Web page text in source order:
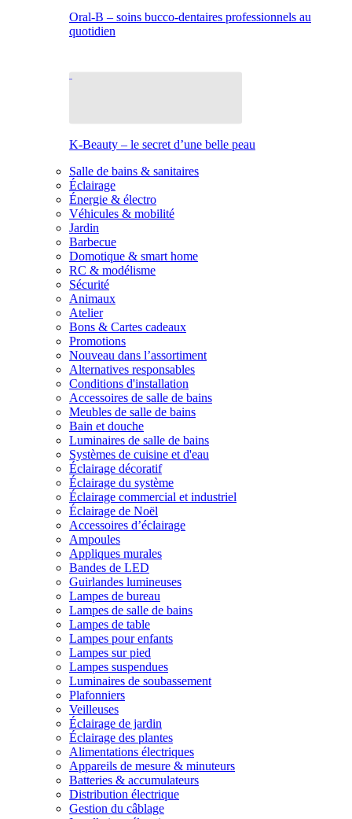
Oral-B – soins bucco-dentaires professionnels au
quotidien
K-Beauty – le secret d’une belle peau
Salle de bains & sanitaires
Éclairage
Énergie & électro
Véhicules & mobilité
Jardin
Barbecue
Domotique & smart home
RC & modélisme
Sécurité
Animaux
Atelier
Bons & Cartes cadeaux
Promotions
Nouveau dans l’assortiment
Alternatives responsables
Conditions d'installation
Accessoires de salle de bains
Meubles de salle de bains
Bain et douche
Luminaires de salle de bains
Systèmes de cuisine et d'eau
Éclairage décoratif
Éclairage du système
Éclairage commercial et industriel
Éclairage de Noël
Accessoires d’éclairage
Ampoules
Appliques murales
Bandes de LED
Guirlandes lumineuses
Lampes de bureau
Lampes de salle de bains
Lampes de table
Lampes pour enfants
Lampes sur pied
Lampes suspendues
Luminaires de soubassement
Plafonniers
Veilleuses
Éclairage de jardin
Éclairage des plantes
Alimentations électriques
Appareils de mesure & minuteurs
Batteries & accumulateurs
Distribution électrique
Gestion du câblage